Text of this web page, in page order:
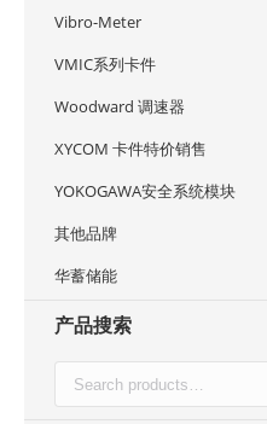
Vibro-Meter
VMIC系列卡件
Woodward 调速器
XYCOM 卡件特价销售
YOKOGAWA安全系统模块
其他品牌
华蓄储能
产品搜索